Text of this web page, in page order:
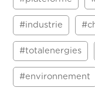
#industrie
#totalenergies
#environnement